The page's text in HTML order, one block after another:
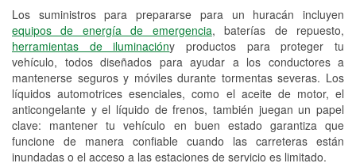
Los suministros para prepararse para un huracán incluyen
equipos de energía de emergencia, baterías de repuesto,
herramientas de iluminacióny productos para proteger tu
vehículo, todos diseñados para ayudar a los conductores a
mantenerse seguros y móviles durante tormentas severas. Los
líquidos automotrices esenciales, como el aceite de motor, el
anticongelante y el líquido de frenos, también juegan un papel
clave: mantener tu vehículo en buen estado garantiza que
funcione de manera confiable cuando las carreteras están
inundadas o el acceso a las estaciones de servicio es limitado.
Reciclaje de baterías y aceite
Instalación de bombillas de faros
Instalación de limpiaparabrisas
Programa de Préstamo de
Herramientas
Rectificación de tambores y discos de